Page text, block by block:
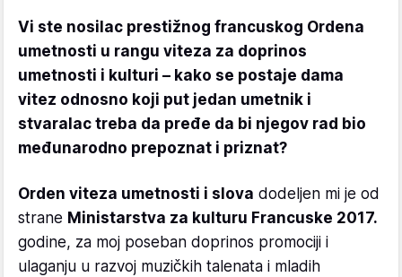
Vi ste nosilac prestižnog francuskog Ordena
umetnosti u rangu viteza za doprinos
umetnosti i kulturi – kako se postaje dama
vitez odnosno koji put jedan umetnik i
stvaralac treba da pređe da bi njegov rad bio
međunarodno prepoznat i priznat?
Orden viteza umetnosti i slova dodeljen mi je od
strane Ministarstva za kulturu Francuske 2017.
godine, za moj poseban doprinos promociji i
ulaganju u razvoj muzičkih talenata i mladih